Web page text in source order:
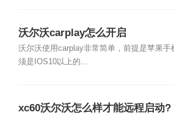
沃尔沃carplay怎么开启
沃尔沃使用carplay非常简单，前提是苹果手
须是IOS10以上的...
xc60沃尔沃怎么样才能远程启动?